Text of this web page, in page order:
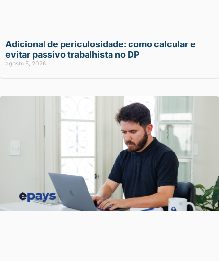
Adicional de periculosidade: como calcular e
evitar passivo trabalhista no DP
agosto 5, 2026